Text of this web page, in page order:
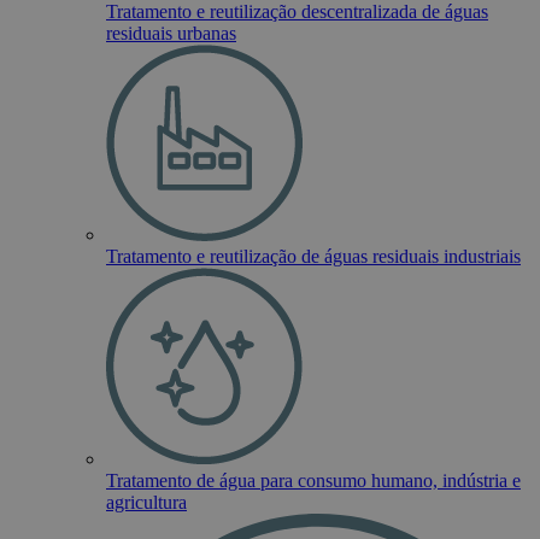
Tratamento e reutilização descentralizada de águas
residuais urbanas
Tratamento e reutilização de águas residuais industriais
Tratamento de água para consumo humano, indústria e
agricultura